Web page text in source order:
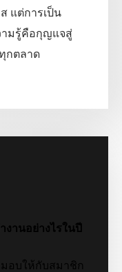
แต่การเป็น
มรู้คือกุญแจสู่
กตลาด
านอย่างไรในปี
อบให้กับสมาชิก